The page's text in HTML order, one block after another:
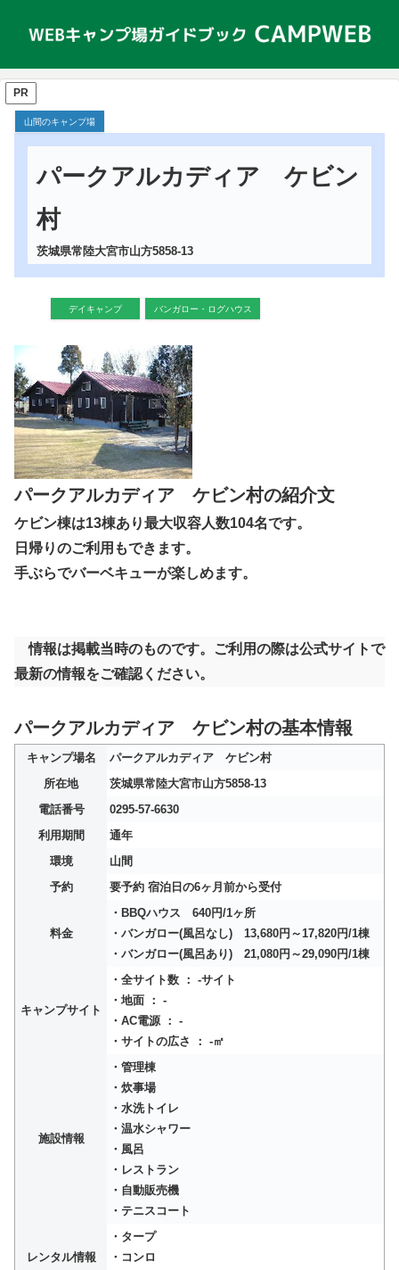
PR
山間のキャンプ場
パークアルカディア ケビン
村
茨城県常陸大宮市山方5858-13
デイキャンプ バンガロー・ログハウス
パークアルカディア ケビン村の紹介文
ケビン棟は13棟あり最大収容人数104名です。
日帰りのご利用もできます。
手ぶらでバーベキューが楽しめます。
情報は掲載当時のものです。ご利用の際は公式サイトで
最新の情報をご確認ください。
パークアルカディア ケビン村の基本情報
キャンプ場名
パークアルカディア ケビン村
所在地
茨城県常陸大宮市山方5858-13
電話番号
0295-57-6630
利用期間
通年
環境
山間
予約
要予約 宿泊日の6ヶ月前から受付
料金
・BBQハウス 640円/1ヶ所
・バンガロー(風呂なし) 13,680円～17,820円/1棟
・バンガロー(風呂あり) 21,080円～29,090円/1棟
キャンプサイト
・全サイト数 ： -サイト
・地面 ： -
・AC電源 ： -
・サイトの広さ ： -㎡
施設情報
・管理棟
・炊事場
・水洗トイレ
・温水シャワー
・風呂
・レストラン
・自動販売機
・テニスコート
レンタル情報
・タープ
・コンロ